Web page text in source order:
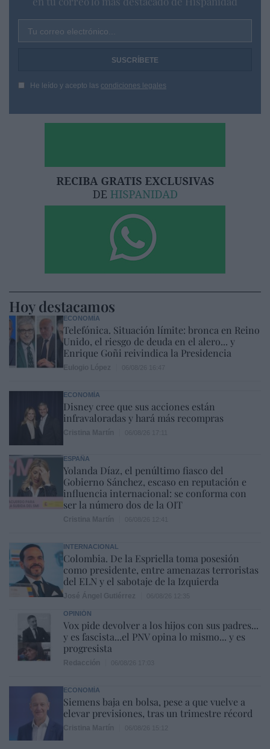
Tu correo electrónico...
He leído y acepto las condiciones legales
Hoy destacamos
ECONOMÍA
Telefónica. Situación límite: bronca en Reino
Unido, el riesgo de deuda en el alero... y
Enrique Goñi reivindica la Presidencia
ECONOMÍA
Disney cree que sus acciones están
infravaloradas y hará más recompras
ESPAÑA
Yolanda Díaz, el penúltimo fiasco del
Gobierno Sánchez, escaso en reputación e
influencia internacional: se conforma con
ser la número dos de la OIT
INTERNACIONAL
Colombia. De la Espriella toma posesión
como presidente, entre amenazas terroristas
del ELN y el sabotaje de la Izquierda
OPINIÓN
Vox pide devolver a los hijos con sus padres...
y es fascista...el PNV opina lo mismo... y es
progresista
ECONOMÍA
Siemens baja en bolsa, pese a que vuelve a
elevar previsiones, tras un trimestre récord